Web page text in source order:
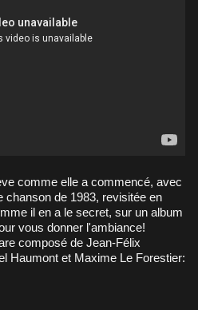
chanson de 1983, revisitée en
il en a le secret, sur un album
vous donner l'ambiance!
composé de Jean-Félix
Haumont et Maxime Le Forestier: